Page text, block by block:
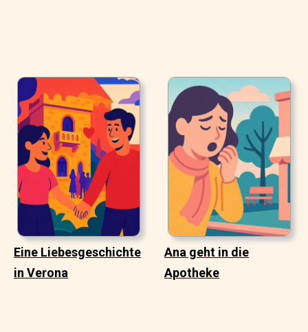
Eine Liebesgeschichte
in Verona
Ana geht in die
Apotheke